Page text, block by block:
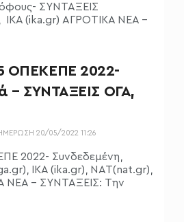
ΣΥΝΤΑΞΕΙΣ
(ika.gr) ΑΓΡΟΤΙΚΑ ΝΕΑ -
ΟΠΕΚΕΠΕ 2022-
– ΣΥΝΤΑΞΕΙΣ ΟΓΑ,
20/05/2022 11:26
2022- Συνδεδεμένη,
ΙΚΑ (ika.gr), ΝΑΤ(nat.gr),
ΝΕΑ - ΣΥΝΤΑΞΕΙΣ: Την